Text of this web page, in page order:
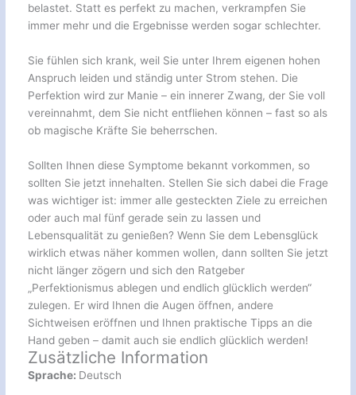
belastet. Statt es perfekt zu machen, verkrampfen Sie
immer mehr und die Ergebnisse werden sogar schlechter.
Sie fühlen sich krank, weil Sie unter Ihrem eigenen hohen
Anspruch leiden und ständig unter Strom stehen. Die
Perfektion wird zur Manie – ein innerer Zwang, der Sie voll
vereinnahmt, dem Sie nicht entfliehen können – fast so als
ob magische Kräfte Sie beherrschen.
Sollten Ihnen diese Symptome bekannt vorkommen, so
sollten Sie jetzt innehalten. Stellen Sie sich dabei die Frage
was wichtiger ist: immer alle gesteckten Ziele zu erreichen
oder auch mal fünf gerade sein zu lassen und
Lebensqualität zu genießen? Wenn Sie dem Lebensglück
wirklich etwas näher kommen wollen, dann sollten Sie jetzt
nicht länger zögern und sich den Ratgeber
„Perfektionismus ablegen und endlich glücklich werden“
zulegen. Er wird Ihnen die Augen öffnen, andere
Sichtweisen eröffnen und Ihnen praktische Tipps an die
Hand geben – damit auch sie endlich glücklich werden!
Zusätzliche Information
Sprache: Deutsch